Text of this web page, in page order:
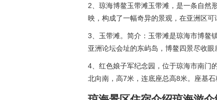
2、琼海博鳌玉带滩玉带滩，是一条自然
映，构成了一幅奇异的景观，在亚洲区可
3、玉带滩。简介：玉带滩是琼海市博鳌
亚洲论坛会址的东屿岛，博鳌四景尽收眼
4、红色娘子军纪念园，位于琼海市南门
北向南，高7米，连底座总高8米。座基